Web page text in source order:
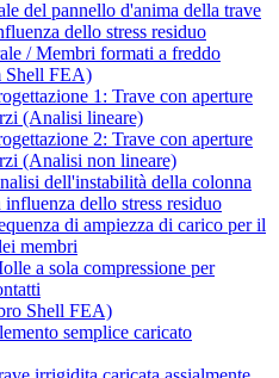
del pannello d'anima della trave
dello stress residuo
/ Membri formati a freddo
Shell FEA)
1: Trave con aperture
(Analisi lineare)
2: Trave con aperture
(Analisi non lineare)
dell'instabilità della colonna
dello stress residuo
di ampiezza di carico per il
membri
a sola compressione per
Shell FEA)
semplice caricato